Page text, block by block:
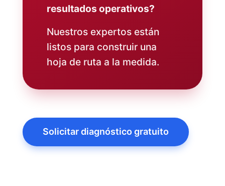
resultados operativos?
Nuestros expertos están
listos para construir una
hoja de ruta a la medida.
Solicitar diagnóstico gratuito